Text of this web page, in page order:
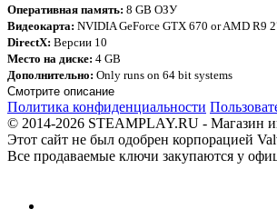
Оперативная память: 8 GB ОЗУ
Видеокарта: NVIDIA GeForce GTX 670 or AMD R9
DirectX: Версии 10
Место на диске: 4 GB
Дополнительно: Only runs on 64 bit systems
Смотрите описание
Политика конфиденциальности
© 2014-2026 STEAMPLAY.RU - Магазин
Этот сайт не был одобрен корпорацией
Все продаваемые ключи закупаются у